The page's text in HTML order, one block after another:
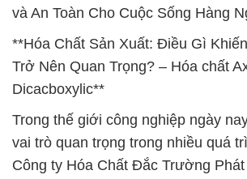
và An Toàn Cho Cuộc Sống Hàng
**Hóa Chất Sản Xuất: Điều Gì
Trở Nên Quan Trọng? – Hóa chất
Dicacboxylic**
Trong thế giới công nghiệp ngày
vai trò quan trọng trong nhiều quá
Công ty Hóa Chất Đắc Trường